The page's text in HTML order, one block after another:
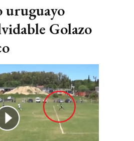
uruguayo
Golazo